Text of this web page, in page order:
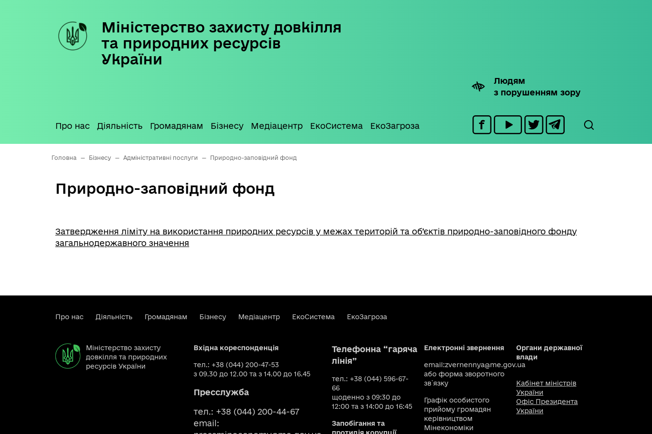
Міністерство захисту довкілля
та природних ресурсів
України
Людям
з порушенням зору
Про нас Діяльність Громадянам Бізнесу Медіацентр ЕкоСистема ЕкоЗагроза
Головна — Бізнесу — Адміністративні послуги — Природно-заповідний фонд
Природно-заповідний фонд
Затвердження ліміту на використання природних ресурсів у межах територій та об’єктів природно-заповідного фонду
загальнодержавного значення
Про нас Діяльність Громадянам Бізнесу Медіацентр ЕкоСистема ЕкоЗагроза
Міністерство захисту
довкілля та природних
ресурсів України
Вхідна кореспонденція
тел.: +38 (044) 200-47-53
з 09.30 до 12.00 та з 14.00 до 16.45
Пресслужба
тел.: +38 (044) 200-44-67
email:
Телефонна “гаряча
лінія”
тел.: +38 (044) 596-67-
66
щоденно з 09:30 до
12:00 та з 14:00 до 16:45
Запобігання та
Електронні звернення
email:zvernennya@me.gov.ua
або форма зворотного
зв`язку
Графік особистого
прийому громадян
керівництвом
Мінекономіки
Органи державної
влади
Кабінет міністрів
України
Офіс Президента
України